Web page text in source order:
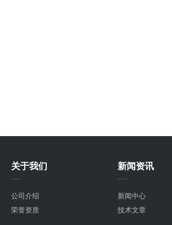
关于我们
公司介绍
荣誉资质
新闻资讯
新闻中心
技术文章